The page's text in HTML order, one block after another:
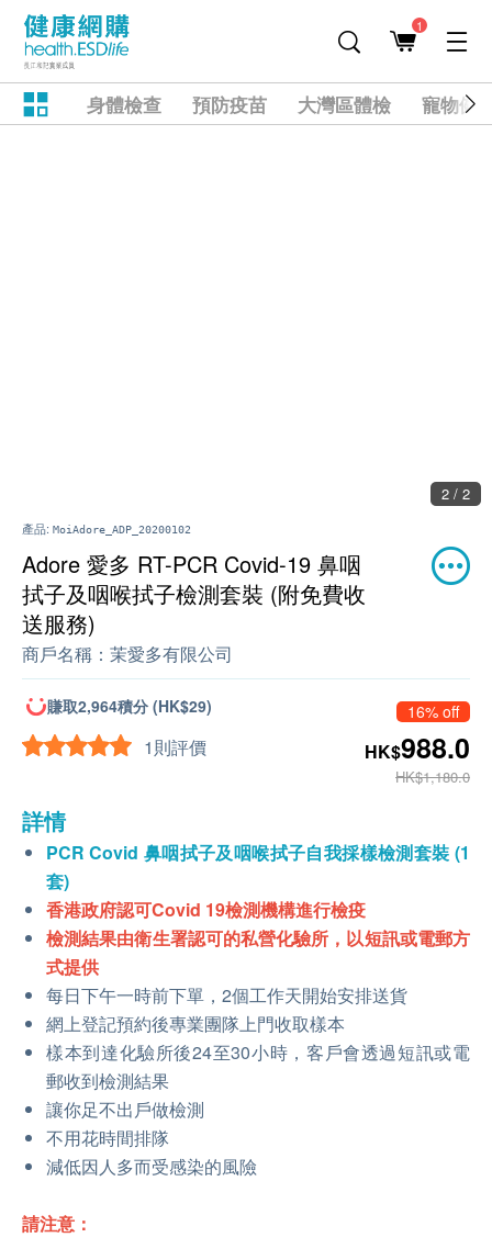
1
身體檢查 預防疫苗 大灣區體檢 寵物健
2 / 2
產品: MoiAdore_ADP_20200102
Adore 愛多 RT-PCR Covid-19 鼻咽
拭子及咽喉拭子檢測套裝 (附免費收
送服務)
商戶名稱： 茉愛多有限公司
賺取2,964積分 (HK$29)
1則評價
16% off
HK$988.0
HK$1,180.0
詳情
PCR Covid 鼻咽拭子及咽喉拭子自我採樣檢測套裝 (1
套)
香港政府認可Covid 19檢測機構進行檢疫
檢測結果由衛生署認可的私營化驗所，以短訊或電郵方
式提供
每日下午一時前下單，2個工作天開始安排送貨
網上登記預約後專業團隊上門收取樣本
樣本到達化驗所後24至30小時，客戶會透過短訊或電
郵收到檢測結果
讓你足不出戶做檢測
不用花時間排隊
減低因人多而受感染的風險
請注意：